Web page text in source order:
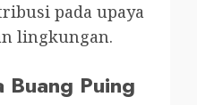
pada upaya
lingkungan.
Buang Puing